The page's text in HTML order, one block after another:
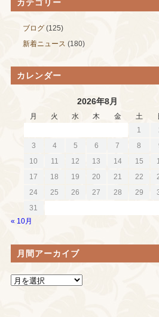
カテゴリー
ブログ(125)
新着ニュース (180)
カレンダー
2026年8月
月 火 水 木 金 土
1
3
4 5 6 7 8
10
11 12 13 14 15
17
18 19 20 21 22
24
25 26 27 28 29
31
« 10月
月間アーカイブ